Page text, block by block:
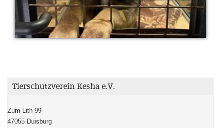
Tierschutzverein Kesha e.V.
Zum Lith 99
47055 Duisburg